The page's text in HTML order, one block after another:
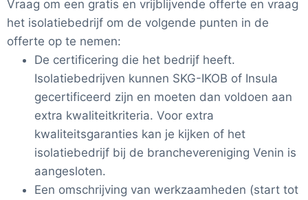
Vraag om een gratis en vrijblijvende offerte en vraag
het isolatiebedrijf om de volgende punten in de
offerte op te nemen:
De certificering die het bedrijf heeft.
Isolatiebedrijven kunnen SKG-IKOB of Insula
gecertificeerd zijn en moeten dan voldoen aan
extra kwaliteitkriteria. Voor extra
kwaliteitsgaranties kan je kijken of het
isolatiebedrijf bij de branchevereniging Venin is
aangesloten.
Een omschrijving van werkzaamheden (start tot